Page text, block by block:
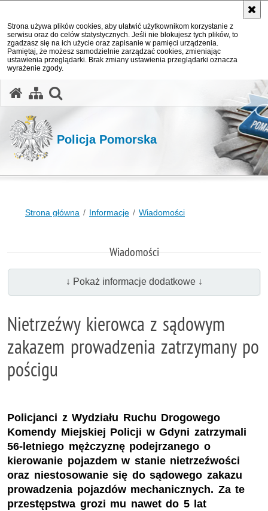
Strona używa plików cookies, aby ułatwić użytkownikom korzystanie z
serwisu oraz do celów statystycznych. Jeśli nie blokujesz tych plików, to
zgadzasz się na ich użycie oraz zapisanie w pamięci urządzenia.
Pamiętaj, że możesz samodzielnie zarządzać cookies, zmieniając
ustawienia przeglądarki. Brak zmiany ustawienia przeglądarki oznacza
wyrażenie zgody.
Policja Pomorska
Strona główna Informacje Wiadomości
Wiadomości
↓ Pokaż informacje dodatkowe ↓
Nietrzeźwy kierowca z sądowym
zakazem prowadzenia zatrzymany po
pościgu
Policjanci z Wydziału Ruchu Drogowego
Komendy Miejskiej Policji w Gdyni zatrzymali
56-letniego mężczyznę podejrzanego o
kierowanie pojazdem w stanie nietrzeźwości
oraz niestosowanie się do sądowego zakazu
prowadzenia pojazdów mechanicznych. Za te
przestępstwa grozi mu nawet do 5 lat